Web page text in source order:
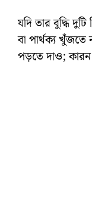
যদি তার বুদ্ধি
বা পার্থক্য খুঁজতে
পড়তে দাও; কারন